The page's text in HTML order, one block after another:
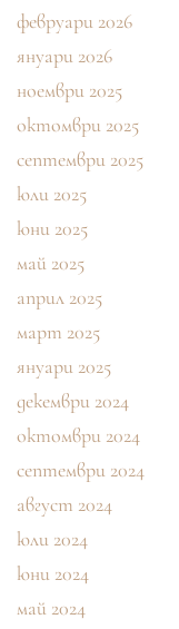
февруари 2026
януари 2026
ноември 2025
октомври 2025
септември 2025
юли 2025
юни 2025
май 2025
април 2025
март 2025
януари 2025
декември 2024
октомври 2024
септември 2024
август 2024
юли 2024
юни 2024
май 2024